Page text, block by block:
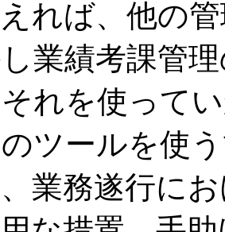
れば、他の
業績考課管
れを使って
ツールを使
業務遂行に